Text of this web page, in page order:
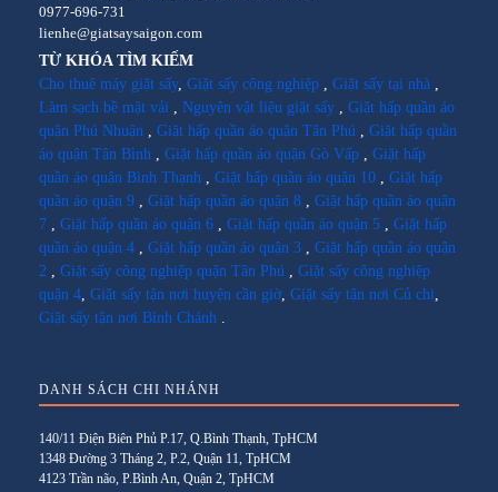
0977-696-731
lienhe@giatsaysaigon.com
TỪ KHÓA TÌM KIẾM
Cho thuê máy giặt sấy, Giặt sấy công nghiệp Giặt sấy tại nhà
Làm sạch bề mặt vải
Nguyên vật liệu giặt sấy
Giặt hấp quần áo
quận Phú Nhuận
Giặt hấp quần áo quận Tân Phú
Giặt hấp quần
áo quận Tân Bình
Giặt hấp quần áo quận Gò Vấp
Giặt hấp
quần áo quận Bình Thạnh
Giặt hấp quần áo quận 10
Giặt hấp
quần áo quận 9
Giặt hấp quần áo quận 8
Giặt hấp quần áo quận
7
Giặt hấp quần áo quận 6 Giặt hấp quần áo quận 5
Giặt hấp
quần áo quận 4
Giặt hấp quần áo quận 3
Giặt hấp quần áo quận
2
Giặt sấy công nghiệp quận Tân Phú
Giặt sấy công nghiệp
quận 4 Giặt sấy tận nơi huyện cần giờ, Giặt sấy tận nơi Củ chi
Giặt sấy tận nơi Bình Chánh
DANH SÁCH CHI NHÁNH
140/11 Điện Biên Phủ P.17, Q.Bình Thạnh, TpHCM
1348 Đường 3 Tháng 2, P.2, Quận 11, TpHCM
4123 Trần não, P.Bình An, Quận 2, TpHCM